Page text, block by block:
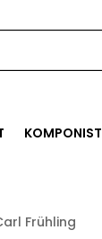
KOMPONIST
Frühling